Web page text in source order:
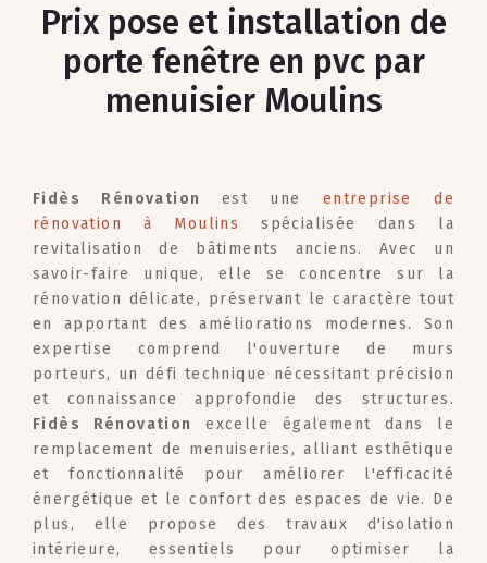
Prix pose et installation de
porte fenêtre en pvc par
menuisier Moulins
Fidès Rénovation est une
entreprise de
rénovation à Moulins
spécialisée dans la
revitalisation de bâtiments anciens. Avec un
savoir-faire unique, elle se concentre sur la
rénovation délicate, préservant le caractère tout
en apportant des améliorations modernes. Son
expertise comprend l'ouverture de murs
porteurs, un défi technique nécessitant précision
et connaissance approfondie des structures.
Fidès Rénovation
excelle également dans le
remplacement de menuiseries, alliant esthétique
et fonctionnalité pour améliorer l'efficacité
énergétique et le confort des espaces de vie. De
plus, elle propose des travaux d'isolation
intérieure, essentiels pour optimiser la